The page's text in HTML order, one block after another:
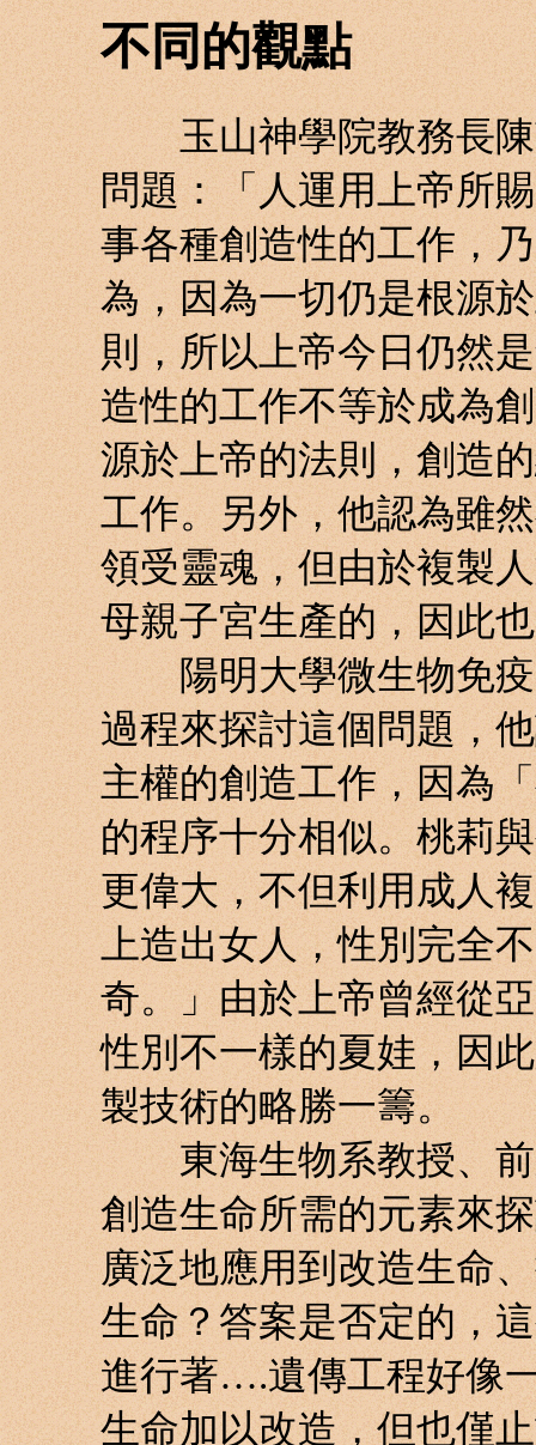
不同的觀點
玉山神學院教務長陳
問題：「人運用上帝所
事各種創造性的工作，
為，因為一切仍是根源
則，所以上帝今日仍然
造性的工作不等於成為
源於上帝的法則，創造
工作。另外，他認為雖
領受靈魂，但由於複製
母親子宮生產的，因此
陽明大學微生物免疫
過程來探討這個問題，
主權的創造工作，因為
的程序十分相似。桃莉
更偉大，不但利用成人
上造出女人，性別完全
奇。」由於上帝曾經從
性別不一樣的夏娃，因
製技術的略勝一籌。
東海生物系教授、前
創造生命所需的元素來
廣泛地應用到改造生命
生命？答案是否定的，
進行著….遺傳工程好像
生命加以改造，但也僅